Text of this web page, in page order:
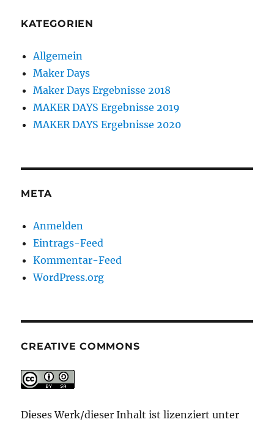
KATEGORIEN
Allgemein
Maker Days
Maker Days Ergebnisse 2018
MAKER DAYS Ergebnisse 2019
MAKER DAYS Ergebnisse 2020
META
Anmelden
Eintrags-Feed
Kommentar-Feed
WordPress.org
CREATIVE COMMONS
Dieses Werk/dieser Inhalt ist lizenziert unter